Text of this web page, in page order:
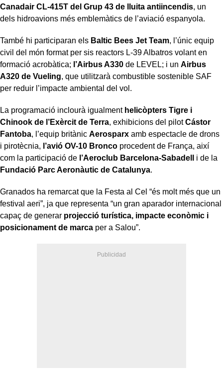
Canadair CL-415T del Grup 43 de lluita antiincendis, un
dels hidroavions més emblemàtics de l’aviació espanyola.
També hi participaran els Baltic Bees Jet Team, l’únic equip
civil del món format per sis reactors L-39 Albatros volant en
formació acrobàtica; l’Airbus A330 de LEVEL; i un Airbus
A320 de Vueling, que utilitzarà combustible sostenible SAF
per reduir l’impacte ambiental del vol.
La programació inclourà igualment helicòpters Tigre i
Chinook de l’Exèrcit de Terra, exhibicions del pilotCástor
Fantoba, l’equip britànic Aerosparx amb espectacle de drons
i pirotècnia, l’avió OV-10 Bronco procedent de França, així
com la participació de l’Aeroclub Barcelona-Sabadell
i de la
Fundació Parc Aeronàutic de Catalunya.
Granados ha remarcat que la Festa al Cel “és molt més que un
festival aeri”, ja que representa “un gran aparador internacional
capaç de generar projecció turística, impacte econòmic i
posicionament de marca per a Salou”.